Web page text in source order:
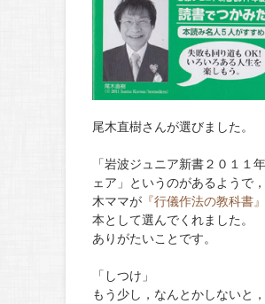
尾木直樹さんが選びました。
「岩波ジュニア新書２０１１
ェア」というのがあるようで
木ママが 『行儀作法の教科書』
本として選んでくれました。
ありがたいことです。
「しつけ」
もう少し，なんとかしないと